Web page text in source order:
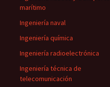
marítimo
Ingeniería naval
Ingeniería química
Ingeniería radioelectrónica
Ingeniería técnica de
telecomunicación